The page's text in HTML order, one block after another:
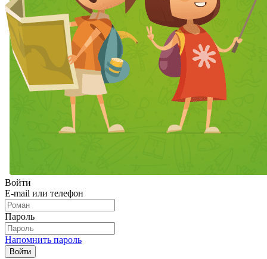
Войти
E-mail или телефон
Пароль
Напомнить пароль